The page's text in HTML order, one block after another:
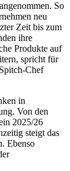
So
neu
Zeit bis zum
ihre
Produkte auf
spricht für
Chef
in
Von den
2025/26
steigt das
Ebenso